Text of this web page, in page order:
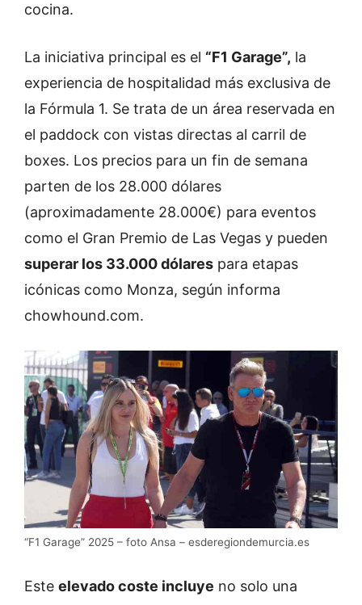
cocina.
La iniciativa principal es el “F1 Garage”, la
experiencia de hospitalidad más exclusiva de
la Fórmula 1. Se trata de un área reservada en
el paddock con vistas directas al carril de
boxes. Los precios para un fin de semana
parten de los 28.000 dólares
(aproximadamente 28.000€) para eventos
como el Gran Premio de Las Vegas y pueden
superar los 33.000 dólares para etapas
icónicas como Monza, según informa
chowhound.com.
“F1 Garage” 2025 – foto Ansa – esderegiondemurcia.es
Este elevado coste incluye no solo una